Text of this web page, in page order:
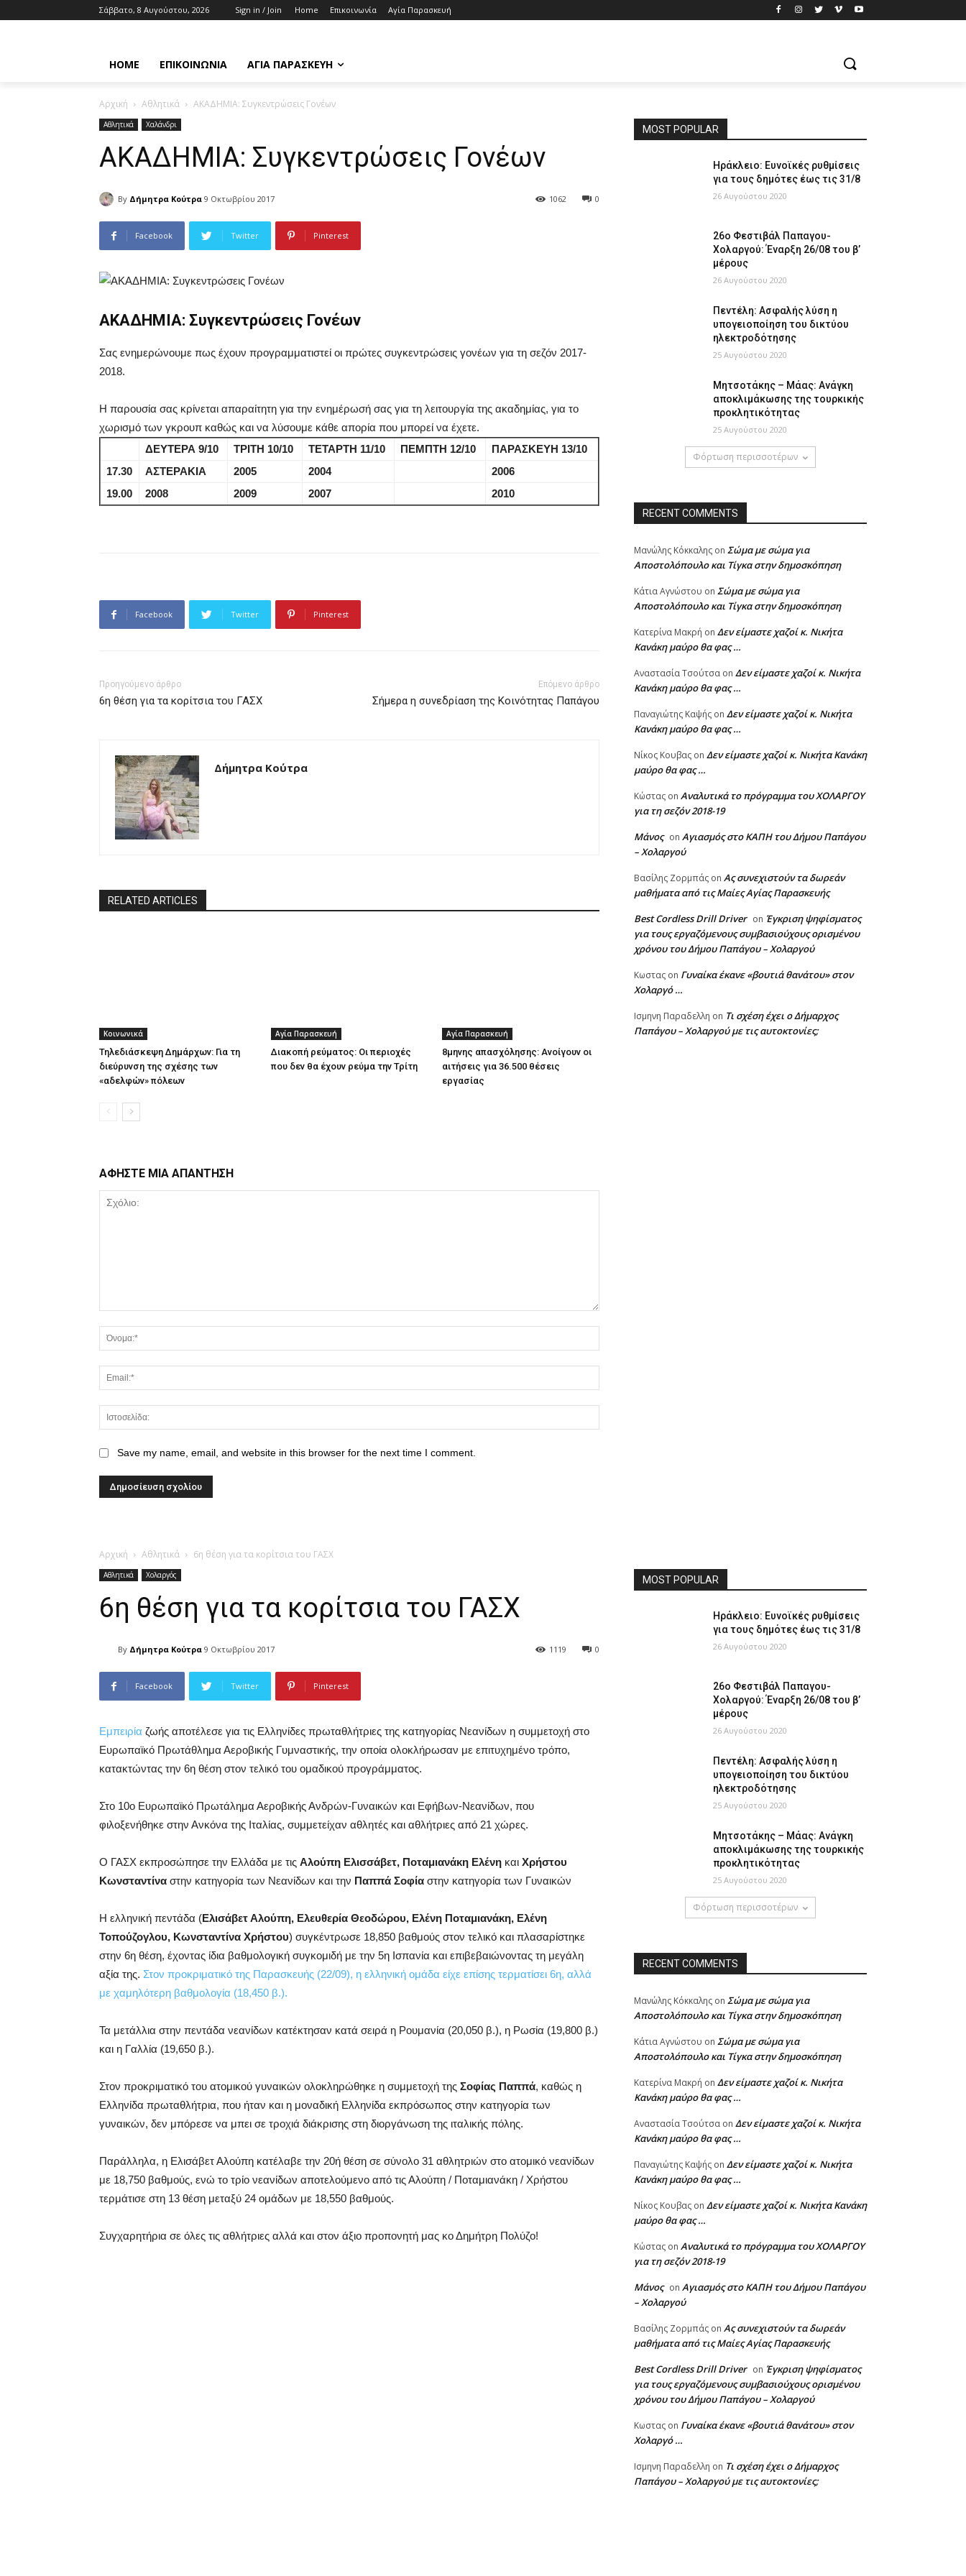
Σάββατο, 8 Αυγούστου, 2026 Sign in / Join Home Επικοινωνία Αγία Παρασκευή
HOME ΕΠΙΚΟΙΝΩΝΊΑ ΑΓΊΑ ΠΑΡΑΣΚΕΥΉ
Αρχική Αθλητικά ΑΚΑΔΗΜΙΑ: Συγκεντρώσεις Γονέων
Αθλητικά Χαλάνδρι
ΑΚΑΔΗΜΙΑ: Συγκεντρώσεις Γονέων
By Δήμητρα Κούτρα 9 Οκτωβρίου 2017 0
1062
Facebook Twitter Pinterest
ΑΚΑΔΗΜΙΑ: Συγκεντρώσεις Γονέων
Σας ενημερώνουμε πως έχουν προγραμματιστεί οι πρώτες συγκεντρώσεις γονέων για τη σεζόν 2017-
2018.
Η παρουσία σας κρίνεται απαραίτητη για την ενημέρωσή σας για τη λειτουργία της ακαδημίας, για το
χωρισμό των γκρουπ καθώς και να λύσουμε κάθε απορία που μπορεί να έχετε.
ΔΕΥΤΕΡΑ 9/10
ΤΡΙΤΗ 10/10 ΤΕΤΑΡΤΗ 11/10 ΠΕΜΠΤΗ 12/10
ΠΑΡΑΣΚΕΥΗ 13/10
17.30
ΑΣΤΕΡΑΚΙΑ 2005 2004
2006
19.00
2008 2009 2007 2010
Facebook Twitter Pinterest
Προηγούμενο άρθρο
6η θέση για τα κορίτσια του ΓΑΣΧ
Επόμενο άρθρο
Σήμερα η συνεδρίαση της Κοινότητας Παπάγου
Δήμητρα Κούτρα
RELATED ARTICLES
Κοινωνικά
Τηλεδιάσκεψη Δημάρχων: Για τη
διεύρυνση της σχέσης των
«αδελφών» πόλεων
Αγία Παρασκευή
Διακοπή ρεύματος: Οι περιοχές
που δεν θα έχουν ρεύμα την Τρίτη
Αγία Παρασκευή
8μηνης απασχόλησης: Ανοίγουν οι
αιτήσεις για 36.500 θέσεις
εργασίας
ΑΦΗΣΤΕ ΜΙΑ ΑΠΑΝΤΗΣΗ
Save my name, email, and website in this browser for the next time I comment.
MOST POPULAR
Ηράκλειο: Ευνοϊκές ρυθμίσεις
για τους δημότες έως τις 31/8
26 Αυγούστου 2020
26ο Φεστιβάλ Παπαγου-
Χολαργού: Έναρξη 26/08 του β’
μέρους
26 Αυγούστου 2020
Πεντέλη: Ασφαλής λύση η
υπογειοποίηση του δικτύου
ηλεκτροδότησης
25 Αυγούστου 2020
Μητσοτάκης – Μάας: Ανάγκη
αποκλιμάκωσης της τουρκικής
προκλητικότητας
25 Αυγούστου 2020
Φόρτωση περισσοτέρων
RECENT COMMENTS
Μανώλης Κόκκαλης on Σώμα με σώμα για
Αποστολόπουλο και Τίγκα στην δημοσκόπηση
Κάτια Αγνώστου on Σώμα με σώμα για
Αποστολόπουλο και Τίγκα στην δημοσκόπηση
Κατερίνα Μακρή on Δεν είμαστε χαζοί κ. Νικήτα
Κανάκη μαύρο θα φας …
Αναστασία Τσούτσα on Δεν είμαστε χαζοί κ. Νικήτα
Κανάκη μαύρο θα φας …
Παναγιώτης Καψής on Δεν είμαστε χαζοί κ. Νικήτα
Κανάκη μαύρο θα φας …
Νίκος Κουβας on Δεν είμαστε χαζοί κ. Νικήτα Κανάκη
μαύρο θα φας …
Κώστας on Αναλυτικά το πρόγραμμα του ΧΟΛΑΡΓΟΥ
για τη σεζόν 2018-19
Mάνος on Αγιασμός στο ΚΑΠΗ του Δήμου Παπάγου
– Χολαργού
Βασίλης Ζορμπάς on Ας συνεχιστούν τα δωρεάν
μαθήματα από τις Μαίες Αγίας Παρασκευής
Best Cordless Drill Driver on Έγκριση ψηφίσματος
για τους εργαζόμενους συμβασιούχους ορισμένου
χρόνου του Δήμου Παπάγου – Χολαργού
Κωστας on Γυναίκα έκανε «βουτιά θανάτου» στον
Χολαργό …
Ισμηνη Παραδελλη on Τι σχέση έχει ο Δήμαρχος
Παπάγου – Χολαργού με τις αυτοκτονίες;